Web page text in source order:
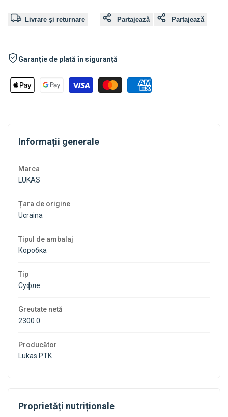
pentru
Bomboane
de
cu
zmeură,
kg.
pentru
Bomboane
gust
zmeură,
în
dorințe
Livrare și returnare Partajează Partajează
Garanție de plată în siguranță
Informații generale
Marca
LUKAS
Țara de origine
Ucraina
Tipul de ambalaj
Коробка
Tip
Суфле
Greutate netă
2300.0
Producător
Lukas PTK
Proprietăți nutriționale